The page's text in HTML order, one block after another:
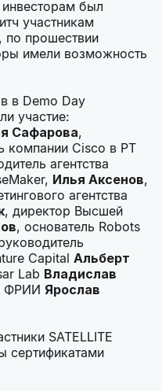
был
участникам
по прошествии
имели возможность
в Demo Day
участие:
Сафарова,
компании Cisco в РТ
агентства
Илья Аксенов,
агентства
, директор Высшей
, основатель Robots
Capital Альберт
Lab Владислав
ФРИИ Ярослав
SATELLITE
сертификатами